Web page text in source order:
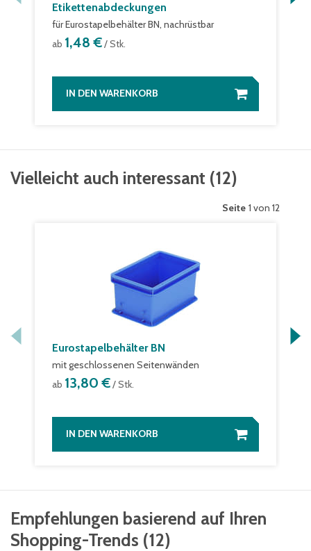
Etikettenabdeckungen
für Eurostapelbehälter BN, nachrüstbar
ab 1,48 €/ Stk.
IN DEN WARENKORB
Vielleicht auch interessant (12)
Seite 1 von 12
Eurostapelbehälter BN
mit geschlossenen Seitenwänden
ab 13,80 €/ Stk.
IN DEN WARENKORB
Empfehlungen basierend auf Ihren
Shopping-Trends (12)